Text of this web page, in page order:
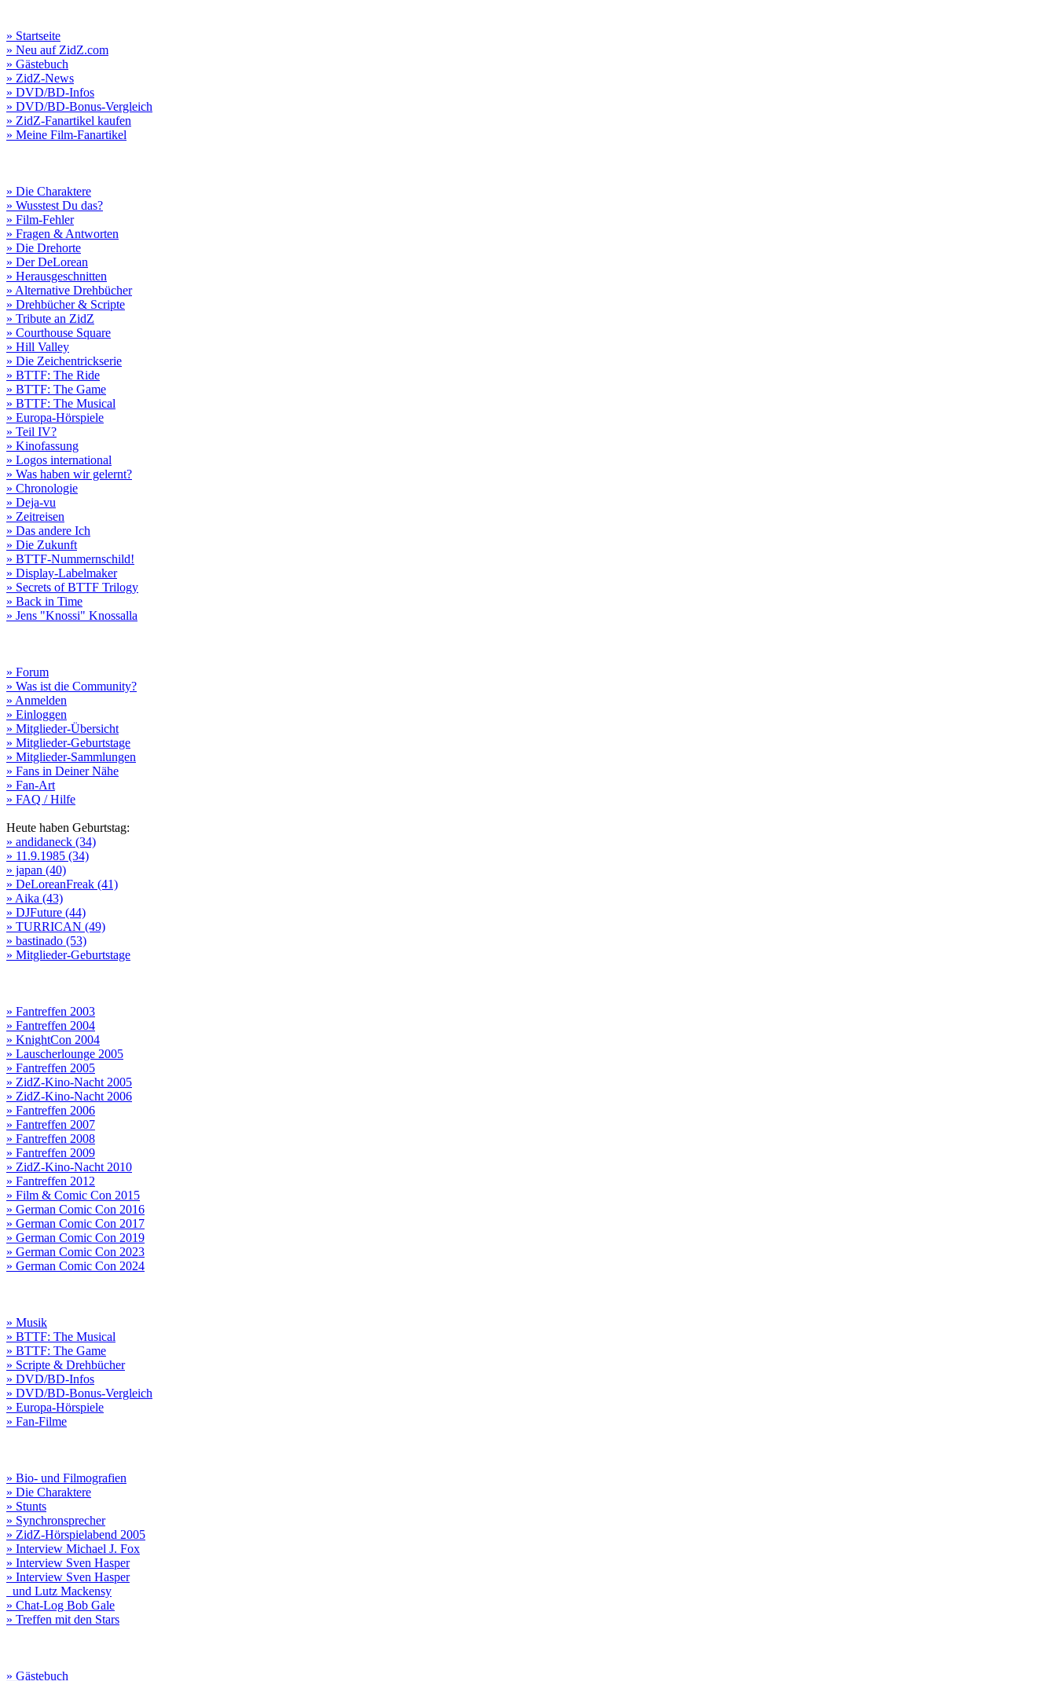
» Startseite
» Neu auf ZidZ.com
» Gästebuch
» ZidZ-News
» DVD/BD-Infos
» DVD/BD-Bonus-Vergleich
» ZidZ-Fanartikel kaufen
» Meine Film-Fanartikel
» Die Charaktere
» Wusstest Du das?
» Film-Fehler
» Fragen & Antworten
» Die Drehorte
» Der DeLorean
» Herausgeschnitten
» Alternative Drehbücher
» Drehbücher & Scripte
» Tribute an ZidZ
» Courthouse Square
» Hill Valley
» Die Zeichentrickserie
» BTTF: The Ride
» BTTF: The Game
» BTTF: The Musical
» Europa-Hörspiele
» Teil IV?
» Kinofassung
» Logos international
» Was haben wir gelernt?
» Chronologie
» Deja-vu
» Zeitreisen
» Das andere Ich
» Die Zukunft
» BTTF-Nummernschild!
» Display-Labelmaker
» Secrets of BTTF Trilogy
» Back in Time
» Jens "Knossi" Knossalla
» Forum
» Was ist die Community?
» Anmelden
» Einloggen
» Mitglieder-Übersicht
» Mitglieder-Geburtstage
» Mitglieder-Sammlungen
» Fans in Deiner Nähe
» Fan-Art
» FAQ / Hilfe
Heute haben Geburtstag:
» andidaneck (34)
» 11.9.1985 (34)
» japan (40)
» DeLoreanFreak (41)
» Aika (43)
» DJFuture (44)
» TURRICAN (49)
» bastinado (53)
» Mitglieder-Geburtstage
» Fantreffen 2003
» Fantreffen 2004
» KnightCon 2004
» Lauscherlounge 2005
» Fantreffen 2005
» ZidZ-Kino-Nacht 2005
» ZidZ-Kino-Nacht 2006
» Fantreffen 2006
» Fantreffen 2007
» Fantreffen 2008
» Fantreffen 2009
» ZidZ-Kino-Nacht 2010
» Fantreffen 2012
» Film & Comic Con 2015
» German Comic Con 2016
» German Comic Con 2017
» German Comic Con 2019
» German Comic Con 2023
» German Comic Con 2024
» Musik
» BTTF: The Musical
» BTTF: The Game
» Scripte & Drehbücher
» DVD/BD-Infos
» DVD/BD-Bonus-Vergleich
» Europa-Hörspiele
» Fan-Filme
» Bio- und Filmografien
» Die Charaktere
» Stunts
» Synchronsprecher
» ZidZ-Hörspielabend 2005
» Interview Michael J. Fox
» Interview Sven Hasper
» Interview Sven Hasper
und Lutz Mackensy
» Chat-Log Bob Gale
» Treffen mit den Stars
» Gästebuch